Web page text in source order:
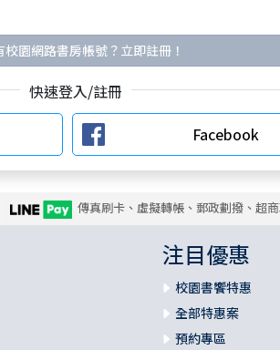
校園網路書房帳號？立即註冊！
快速登入/註冊
Facebook
傳真刷卡、虛擬轉帳、郵政劃撥、超
注目優惠
校園書饗特惠
全部特惠案
預約專區